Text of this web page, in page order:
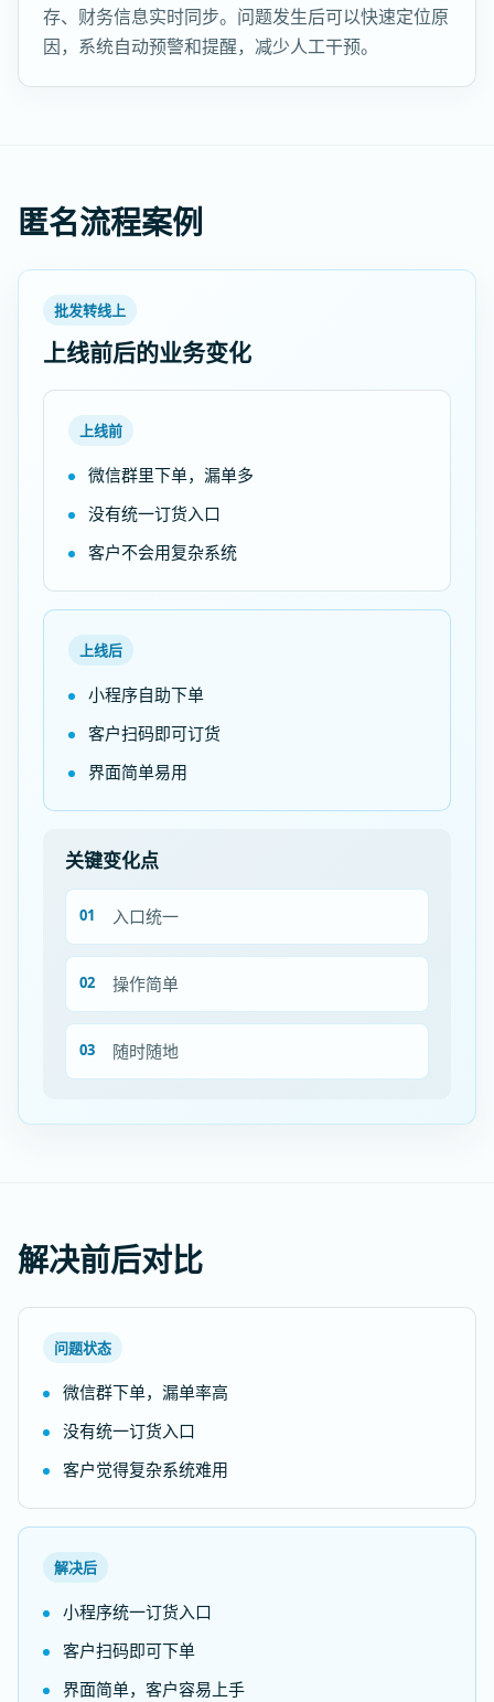
存、财务信息实时同步。问题发生后可以快速定位原
因，系统自动预警和提醒，减少人工干预。
匿名流程案例
批发转线上
上线前后的业务变化
上线前
微信群里下单，漏单多
没有统一订货入口
客户不会用复杂系统
上线后
小程序自助下单
客户扫码即可订货
界面简单易用
关键变化点
入口统一
操作简单
随时随地
解决前后对比
问题状态
微信群下单，漏单率高
没有统一订货入口
客户觉得复杂系统难用
解决后
小程序统一订货入口
客户扫码即可下单
界面简单，客户容易上手